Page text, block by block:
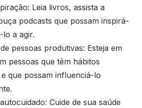
Leia livros, assista a
podcasts que possam inspirá-
lo a agir.
pessoas produtivas: Esteja em
pessoas que têm hábitos
que possam influenciá-lo
Cuide de sua saúde